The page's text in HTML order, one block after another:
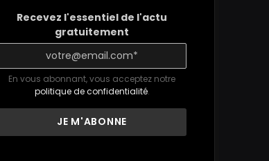
Recevez l'essentiel de l'actu
gratuitement
En vous abonnant, vous acceptez notre
politique de confidentialité.